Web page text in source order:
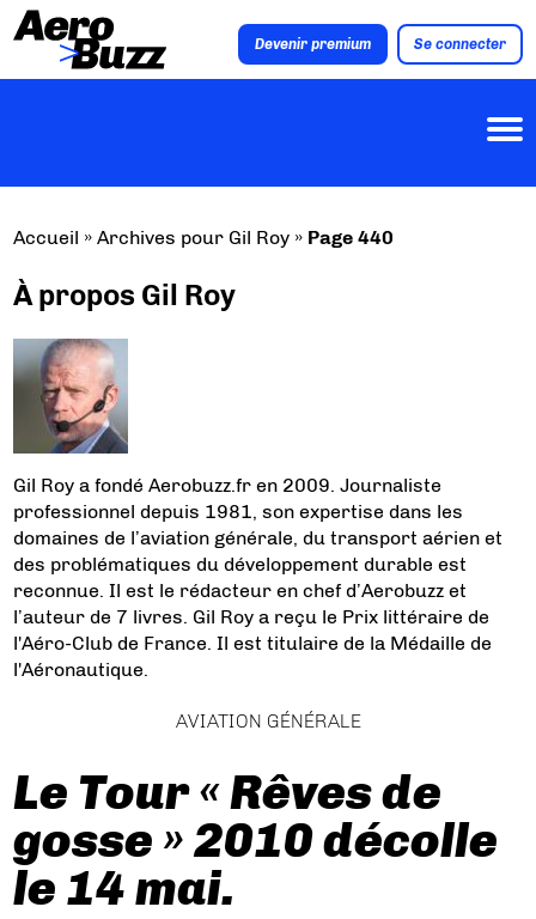
Devenir premium Se connecter
Accueil »Archives pour Gil Roy » Page 440
À propos Gil Roy
Gil Roy a fondé Aerobuzz.fr en 2009. Journaliste
professionnel depuis 1981, son expertise dans les
domaines de l’aviation générale, du transport aérien et
des problématiques du développement durable est
reconnue. Il est le rédacteur en chef d’Aerobuzz et
l’auteur de 7 livres. Gil Roy a reçu le Prix littéraire de
l'Aéro-Club de France. Il est titulaire de la Médaille de
l'Aéronautique.
AVIATION GÉNÉRALE
Le Tour « Rêves de
gosse » 2010 décolle
le 14 mai.